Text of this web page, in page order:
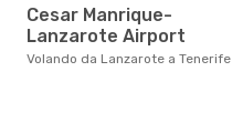
Cesar Manrique-
Lanzarote Airport
Volando da Lanzarote a Tenerife